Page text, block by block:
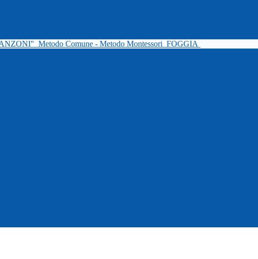
Metodo Comune - Metodo Montessori FOGGIA